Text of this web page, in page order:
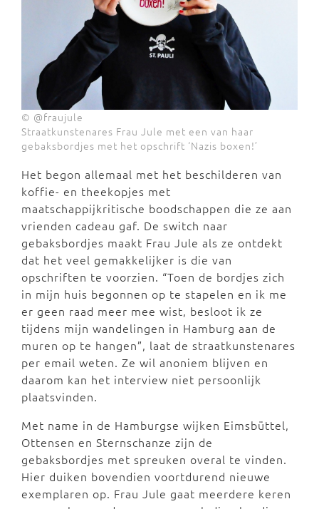
© @fraujule
Straatkunstenares Frau Jule met een van haar
gebaksbordjes met het opschrift ‘Nazis boxen!’
Het begon allemaal met het beschilderen van
koffie- en theekopjes met
maatschappijkritische boodschappen die ze aan
vrienden cadeau gaf. De switch naar
gebaksbordjes maakt Frau Jule als ze ontdekt
dat het veel gemakkelijker is die van
opschriften te voorzien. “Toen de bordjes zich
in mijn huis begonnen op te stapelen en ik me
er geen raad meer mee wist, besloot ik ze
tijdens mijn wandelingen in Hamburg aan de
muren op te hangen”, laat de straatkunstenares
per email weten. Ze wil anoniem blijven en
daarom kan het interview niet persoonlijk
plaatsvinden.
Met name in de Hamburgse wijken Eimsbüttel,
Ottensen en Sternschanze zijn de
gebaksbordjes met spreuken overal te vinden.
Hier duiken bovendien voortdurend nieuwe
exemplaren op. Frau Jule gaat meerdere keren